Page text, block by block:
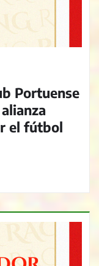
Portuense
el fútbol